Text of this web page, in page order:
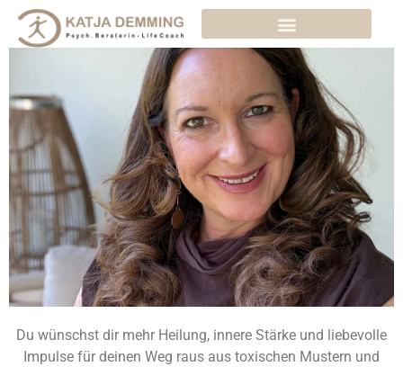
Du wünschst dir mehr Heilung, innere Stärke und liebevolle
Impulse für deinen Weg raus aus toxischen Mustern und